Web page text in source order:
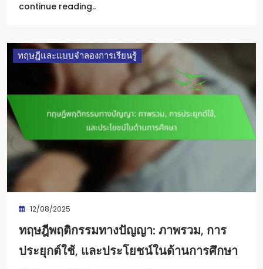
continue reading..
ทฤษฎีและแบบจำลองการเรียนรู้
12/08/2025
ทฤษฎีพฤติกรรมทางปัญญา: ภาพรวม, การ
ประยุกต์ใช้, และประโยชน์ในด้านการศึกษา